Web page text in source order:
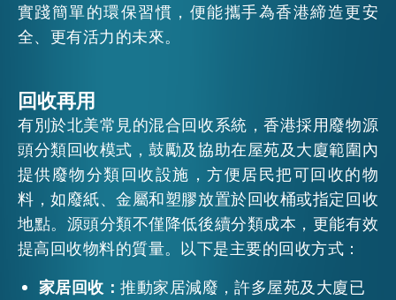
活動情報
最新消息
關於我們
常見問題
聯絡我們
EN 繁 简
EMAIL
實踐簡單的環保習慣，便能攜手為香港締造更安
全、更有活力的未來。
回收再用
有別於北美常見的混合回收系統，香港採用廢物源
頭分類回收模式，鼓勵及協助在屋苑及大廈範圍內
提供廢物分類回收設施，方便居民把可回收的物
料，如廢紙、金屬和塑膠放置於回收桶或指定回收
地點。源頭分類不僅降低後續分類成本，更能有效
提高回收物料的質量。以下是主要的回收方式：
家居回收：推動家居減廢，許多屋苑及大廈已